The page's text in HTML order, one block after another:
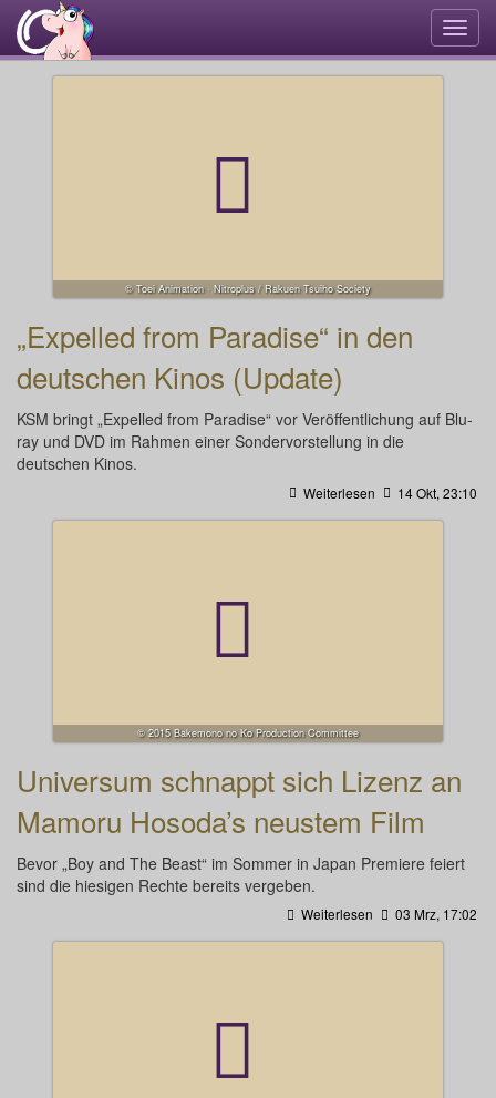
© Toei Animation · Nitroplus / Rakuen Tsuiho Society
„Expelled from Paradise“ in den
deutschen Kinos (Update)
KSM bringt „Expelled from Paradise“ vor Veröffentlichung auf Blu-
ray und DVD im Rahmen einer Sondervorstellung in die
deutschen Kinos.
Weiterlesen 14 Okt, 23:10
© 2015 Bakemono no Ko Production Committee
Universum schnappt sich Lizenz an
Mamoru Hosoda’s neustem Film
Bevor „Boy and The Beast“ im Sommer in Japan Premiere feiert
sind die hiesigen Rechte bereits vergeben.
Weiterlesen 03 Mrz, 17:02